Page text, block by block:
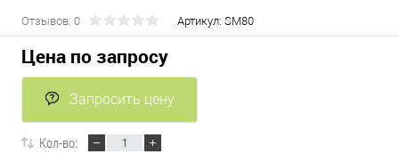
Отзывов: 0 Артикул: SM80
Цена по запросу
Запросить цену
Кол-во: